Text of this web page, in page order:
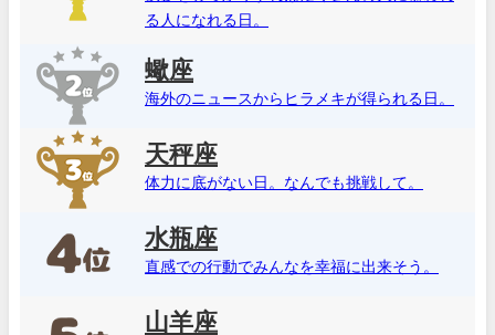
る人になれる日。
蠍座
海外のニュースからヒラメキが得られる日。
天秤座
体力に底がない日。なんでも挑戦して。
水瓶座
直感での行動でみんなを幸福に出来そう。
山羊座